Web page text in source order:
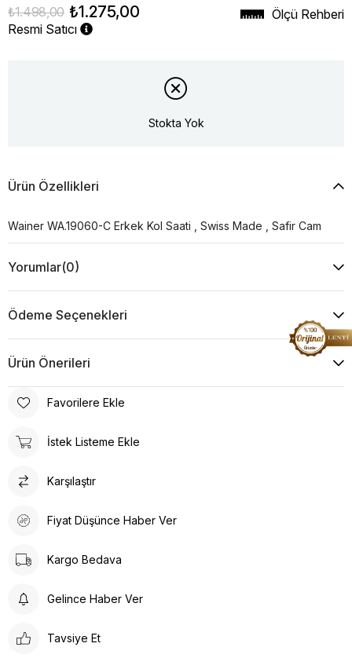
₺1.498,00 ₺1.275,00
Resmi Satıcı
Ölçü Rehberi
Stokta Yok
Ürün Özellikleri
Wainer WA.19060-C Erkek Kol Saati , Swiss Made , Safir Cam
Yorumlar(0)
Ödeme Seçenekleri
Ürün Önerileri
Favorilere Ekle
İstek Listeme Ekle
Karşılaştır
Fiyat Düşünce Haber Ver
Kargo Bedava
Gelince Haber Ver
Tavsiye Et